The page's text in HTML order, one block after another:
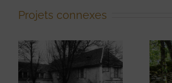
Projets connexes
L’enceinte
fortifiée en